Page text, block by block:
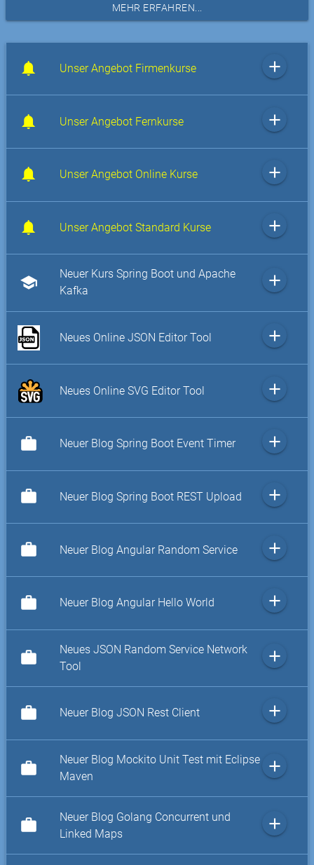
MEHR ERFAHREN...
Unser Angebot Firmenkurse add
Unser Angebot Fernkurse add
Unser Angebot Online Kurse add
Unser Angebot Standard Kurse add
school
Neuer Kurs Spring Boot und Apache
Kafka
add
Neues Online JSON Editor Tool add
Neues Online SVG Editor Tool add
work Neuer Blog Spring Boot Event Timer add
work Neuer Blog Spring Boot REST Upload add
work Neuer Blog Angular Random Service add
work Neuer Blog Angular Hello World add
work
Neues JSON Random Service Network
Tool
add
work Neuer Blog JSON Rest Client add
work
Neuer Blog Mockito Unit Test mit Eclipse
Maven
add
work
Neuer Blog Golang Concurrent und
Linked Maps
add